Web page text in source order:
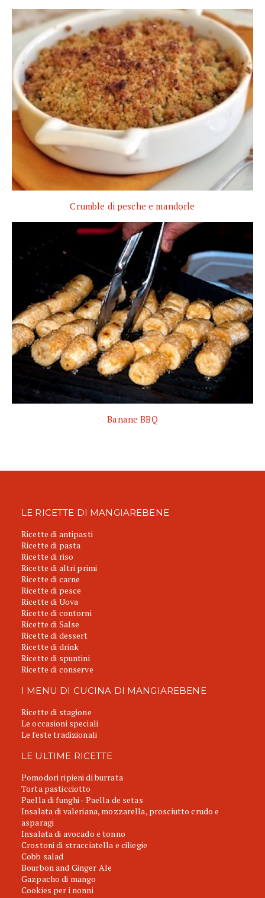
Crumble di pesche e mandorle
Banane BBQ
LE RICETTE DI MANGIAREBENE
Ricette di antipasti
Ricette di pasta
Ricette di riso
Ricette di altri primi
Ricette di carne
Ricette di pesce
Ricette di Uova
Ricette di contorni
Ricette di Salse
Ricette di dessert
Ricette di drink
Ricette di spuntini
Ricette di conserve
I MENU DI CUCINA DI MANGIAREBENE
Ricette di stagione
Le occasioni speciali
Le feste tradizionali
LE ULTIME RICETTE
Pomodori ripieni di burrata
Torta pasticciotto
Paella di funghi - Paella de setas
Insalata di valeriana, mozzarella, prosciutto crudo e
asparagi
Insalata di avocado e tonno
Crostoni di stracciatella e ciliegie
Cobb salad
Bourbon and Ginger Ale
Gazpacho di mango
Cookies per i nonni